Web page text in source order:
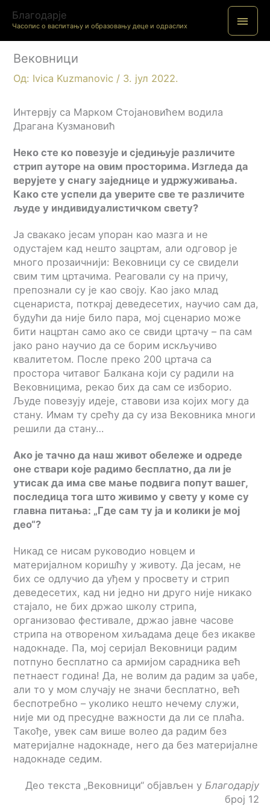
Благодарје
Часопис о васпитању и образовању деце и одраслих
Вековници
Од: Ivica Kuzmanovic / 3. јул 2022.
Интервју са Марком Стојановићем водила
Драгана Кузмановић
Неко сте ко повезује и сједињује различите
стрип ауторе на овим просторима. Изгледа да
верујете у снагу заједнице и удржуживања.
Како сте успели да уверите све те различите
људе у индивидуалистичком свету?
Ја свакако јесам упоран као мазга и не
одустајем кад нешто зацртам, али одговор је
много прозаичнији: Вековници су се свидели
свим тим цртачима. Реаговали су на причу,
препознали су је као своју. Kао јако млад
сценариста, поткрај деведесетих, научио сам да,
будући да није било пара, мој сценарио може
бити нацртан само ако се свиди цртачу – па сам
јако рано научио да се борим искључиво
квалитетом. После преко 200 цртача са
простора читавог Балкана који су радили на
Вековницима, рекао бих да сам се изборио.
Људе повезују идеје, ставови иза којих могу да
стану. Имам ту срећу да су иза Вековника многи
решили да стану…
Ако је тачно да наш живот обележе и одреде
оне ствари које радимо бесплатно, да ли је
утисак да има све мање подвига попут вашег,
последица тога што живимо у свету у коме су
главна питања: „Где сам ту ја и колики је мој
део“?
Никад се нисам руководио новцем и
материјалном коришћу у животу. Да јесам, не
бих се одлучио да уђем у просвету и стрип
деведесетих, кад ни једно ни друго није никако
стајало, не бих држао школу стрипа,
организовао фестивале, држао јавне часове
стрипа на отвореном хиљадама деце без икакве
надокнаде. Па, мој серијал Вековници радим
потпуно бесплатно са армијом сарадника већ
петнаест година! Да, не волим да радим за џабе,
али то у мом случају не значи бесплатно, већ
беспотребно – уколико нешто нечему служи,
није ми од пресудне важности да ли се плаћа.
Такође, увек сам више волео да радим без
материјалне надокнаде, него да без материјалне
надокнаде седим.
Део текста „Вековници“ објављен у Благодарју
број 12